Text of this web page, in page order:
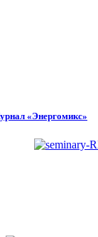
«Энергомикс»